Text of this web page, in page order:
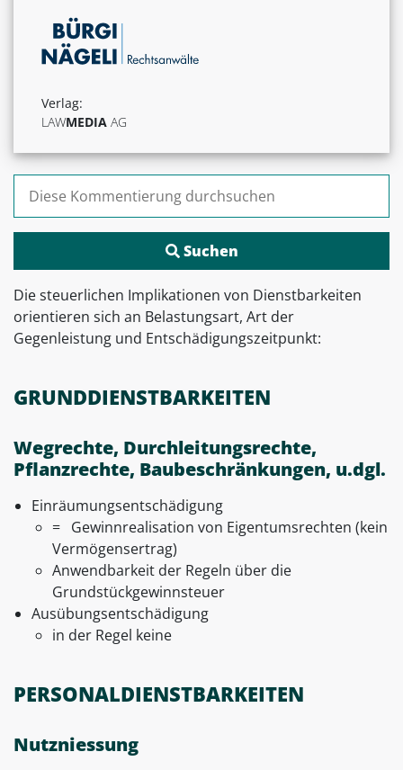
Verlag:
LAWMEDIA AG
Suchen nach:
Die steuerlichen Implikationen von Dienstbarkeiten
orientieren sich an Belastungsart, Art der
Gegenleistung und Entschädigungszeitpunkt:
GRUNDDIENSTBARKEITEN
Wegrechte, Durchleitungsrechte,
Pflanzrechte, Baubeschränkungen, u.dgl.
Einräumungsentschädigung
= Gewinnrealisation von Eigentumsrechten (kein
Vermögensertrag)
Anwendbarkeit der Regeln über die
Grundstückgewinnsteuer
Ausübungsentschädigung
in der Regel keine
PERSONALDIENSTBARKEITEN
Nutzniessung